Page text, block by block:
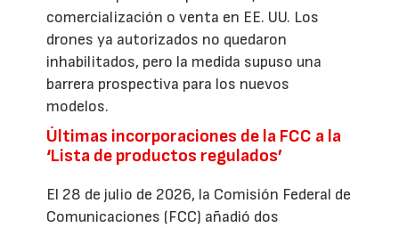
comercialización o venta en EE. UU. Los
drones ya autorizados no quedaron
inhabilitados, pero la medida supuso una
barrera prospectiva para los nuevos
modelos.
Últimas incorporaciones de la FCC a la
‘Lista de productos regulados’
El 28 de julio de 2026, la Comisión Federal de
Comunicaciones (FCC) añadió dos